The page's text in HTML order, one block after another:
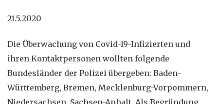
21.5.2020
Die Überwachung von Covid-19-Infizierten und
ihren Kontaktpersonen wollten folgende
Bundesländer der Polizei übergeben: Baden-
Württemberg, Bremen, Mecklenburg-Vorpommern,
Niedersachsen, Sachsen-Anhalt. Als Begründung